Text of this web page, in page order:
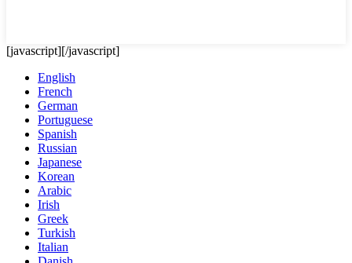
[javascript][/javascript]
English
French
German
Portuguese
Spanish
Russian
Japanese
Korean
Arabic
Irish
Greek
Turkish
Italian